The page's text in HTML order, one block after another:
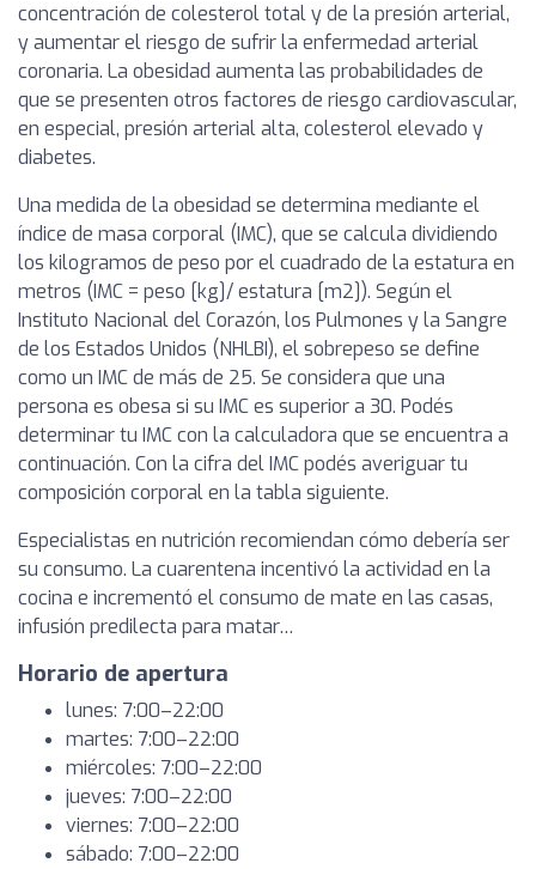
concentración de colesterol total y de la presión arterial,
y aumentar el riesgo de sufrir la enfermedad arterial
coronaria. La obesidad aumenta las probabilidades de
que se presenten otros factores de riesgo cardiovascular,
en especial, presión arterial alta, colesterol elevado y
diabetes.
Una medida de la obesidad se determina mediante el
índice de masa corporal (IMC), que se calcula dividiendo
los kilogramos de peso por el cuadrado de la estatura en
metros (IMC = peso [kg]/ estatura [m2]). Según el
Instituto Nacional del Corazón, los Pulmones y la Sangre
de los Estados Unidos (NHLBI), el sobrepeso se define
como un IMC de más de 25. Se considera que una
persona es obesa si su IMC es superior a 30. Podés
determinar tu IMC con la calculadora que se encuentra a
continuación. Con la cifra del IMC podés averiguar tu
composición corporal en la tabla siguiente.
Especialistas en nutrición recomiendan cómo debería ser
su consumo. La cuarentena incentivó la actividad en la
cocina e incrementó el consumo de mate en las casas,
infusión predilecta para matar…
Horario de apertura
lunes: 7:00–22:00
martes: 7:00–22:00
miércoles: 7:00–22:00
jueves: 7:00–22:00
viernes: 7:00–22:00
sábado: 7:00–22:00